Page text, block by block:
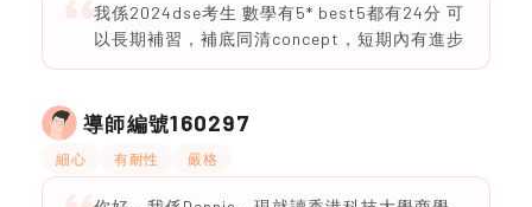
我係2024dse考生 數學有5* best5都有24分 可
以長期補習，補底同清concept，短期內有進步
導師編號160297
細心 有耐性 嚴格